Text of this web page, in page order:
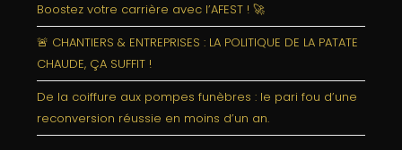
Boostez votre carrière avec l’AFEST ! 🚀
🚨 CHANTIERS & ENTREPRISES : LA POLITIQUE DE LA PATATE
CHAUDE, ÇA SUFFIT !
De la coiffure aux pompes funèbres : le pari fou d’une
reconversion réussie en moins d’un an.